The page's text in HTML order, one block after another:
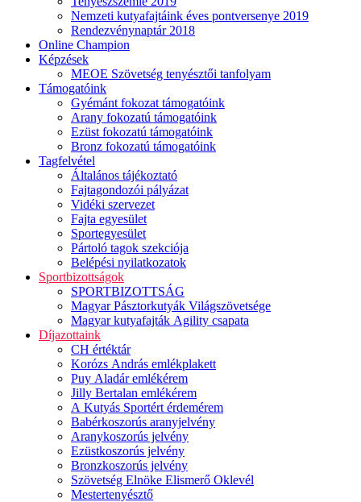
Nemzeti kutyafajtáink éves pontversenye 2019
Rendezvénynaptár 2018
Online Champion
Képzések
MEOE Szövetség tenyésztői tanfolyam
Támogatóink
Gyémánt fokozat támogatóink
Arany fokozatú támogatóink
Ezüst fokozatú támogatóink
Bronz fokozatú támogatóink
Tagfelvétel
Általános tájékoztató
Fajtagondozói pályázat
Vidéki szervezet
Fajta egyesület
Sportegyesület
Pártoló tagok szekciója
Belépési nyilatkozatok
Sportbizottságok
SPORTBIZOTTSÁG
Magyar Pásztorkutyák Világszövetsége
Magyar kutyafajták Agility csapata
Díjazottaink
CH értéktár
Korózs András emlékplakett
Puy Aladár emlékérem
Jilly Bertalan emlékérem
A Kutyás Sportért érdemérem
Babérkoszorús aranyjelvény
Aranykoszorús jelvény
Ezüstkoszorús jelvény
Bronzkoszorús jelvény
Szövetség Elnöke Elismerő Oklevél
Mestertenyésztő